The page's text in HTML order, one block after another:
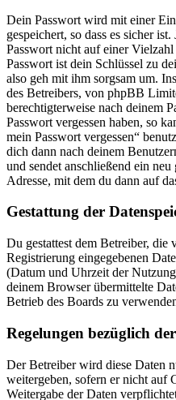
Dein Passwort wird mit einer
gespeichert, so dass es sicher
Passwort nicht auf einer
Passwort ist dein Schlüssel zu
also geh mit ihm sorgsam um.
des Betreibers, von phpBB
berechtigterweise nach deinem
Passwort vergessen haben, so
mein Passwort vergessen“
dich dann nach deinem
und sendet anschließend ein neu
Adresse, mit dem du dann auf
Gestattung der
Du gestattest dem Betreiber, die
Registrierung eingegebenen
(Datum und Uhrzeit der
deinem Browser übermittelte
Betrieb des Boards zu
Regelungen bezüglich
Der Betreiber wird diese Daten
weitergeben, sofern er nicht auf
Weitergabe der Daten